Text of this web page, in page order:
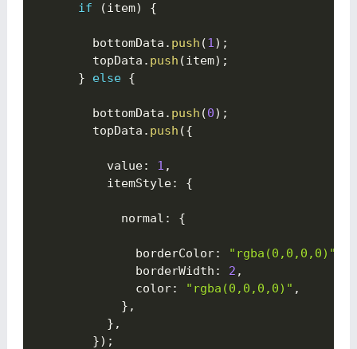
if (item) {
        bottomData
. push (1) ;
        topData
. push (item) ;
}
else {
        bottomData
. push (0) ;
        topData
. push ({
          value
: 1 ,
          itemStyle
: {
            normal
: {
              borderColor
: "rgba(0,0,0,0)"
              borderWidth
: 2 ,
              color
: "rgba(0,0,0,0)" ,
} ,
} ,
}) ;